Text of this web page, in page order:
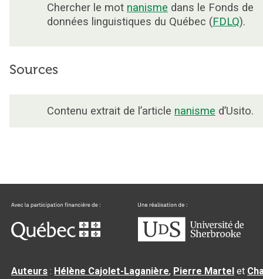
Chercher le mot nanisme dans le Fonds de
données linguistiques du Québec (FDLQ).
Sources
Contenu extrait de l’article nanisme d’Usito.
Auteurs : Hélène Cajolet-Laganière, Pierre Martel et